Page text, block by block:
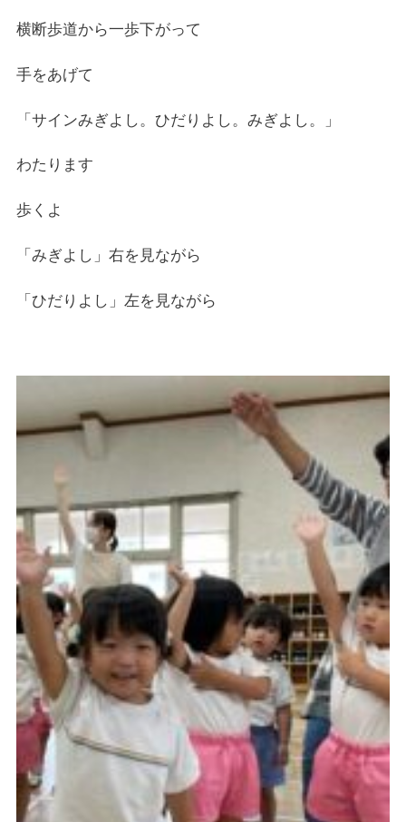
横断歩道から一歩下がって
手をあげて
「サインみぎよし。ひだりよし。みぎよし。」
わたります
歩くよ
「みぎよし」右を見ながら
「ひだりよし」左を見ながら